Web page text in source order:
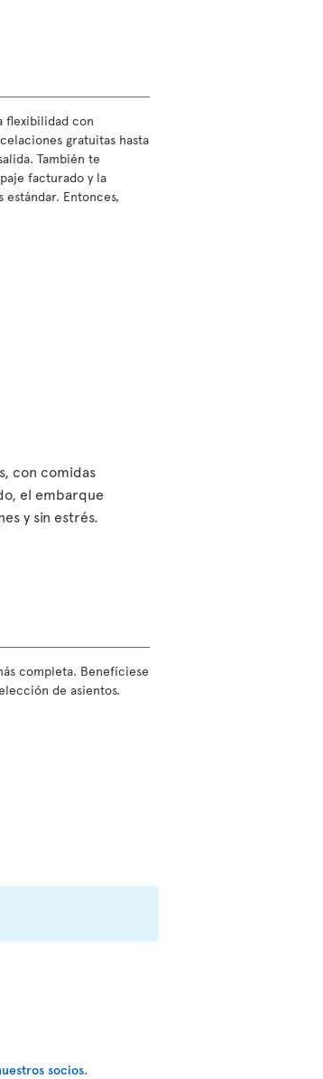
flexibilidad con
gratuitas hasta
También te
facturado y la
estándar. Entonces,
con comidas
el embarque
y sin estrés.
completa. Benefíciese
de asientos.
socios.